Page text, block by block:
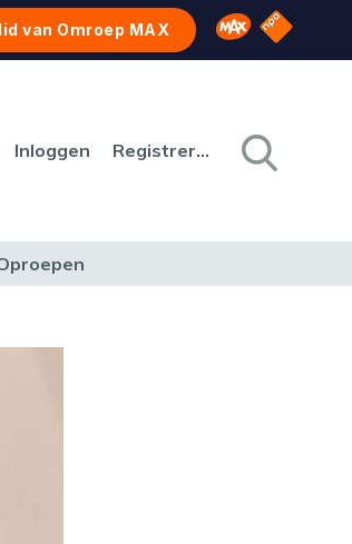
van Omroep MAX Omroep MAX
NPO
Inloggen Registreren